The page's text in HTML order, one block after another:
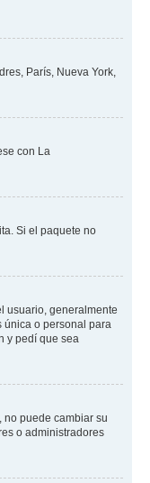
París, Nueva York,
con La
Si el paquete no
usuario, generalmente
única o personal para
y pedí que sea
puede cambiar su
o administradores